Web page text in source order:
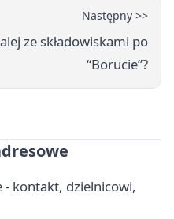
Następny >>
ze składowiskami po
“Borucie”?
- kontakt, dzielnicowi,